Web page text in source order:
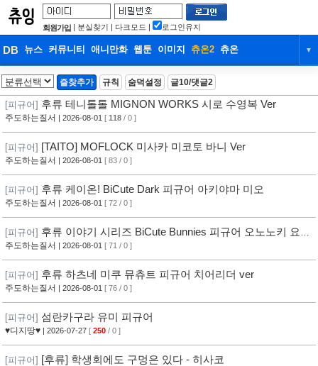
회원가입 | 분실찾기 | 다크모드 | 로그인유지
DB 뉴스 커뮤니티 애니만화 웹툰 이미지 츄온2 츄온 ▼
DB 뉴스 커뮤니티
웹툰 이미지 츄온2 츄온
즐찾추가 규칙 숨덕설정 글10/댓글2
[피규어] 후류 테니톨톨 MIGNON WORKS 시로 수영복 Ver
주도하는질서 | 2026-08-01 [ 118 / 0 ]
[피규어] [TAITO] MOFLOCK 미사카 미코토 바니 Ver
주도하는질서 | 2026-08-01 [ 83 / 0 ]
[피규어] 후류 케이온! BiCute Dark 피규어 아키야마 미오
주도하는질서 | 2026-08-01 [ 72 / 0 ]
[피규어] 후류 이야기 시리즈 BiCute Bunnies 피규어 오노노키 요츠
기
주도하는질서 | 2026-08-01 [ 71 / 0 ]
[피규어] 후류 하츠네 미쿠 뮤츄트 피규어 치어리더 ver
주도하는질서 | 2026-08-01 [ 76 / 0 ]
[피규어] 섬란카구라 유미 피규어
♥디지땅♥ | 2026-07-27 [ 250 / 0 ]
[피규어] [후류] 학생회에도 구멍은 있다 - 히사코